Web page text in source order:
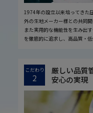
1974年の設立以来培ってきた
外の生地メーカー様との共同
また実用的な機能性を生み出
を徹底的に追求し、高品質・
こだわり
2
厳しい品質
安心の実現